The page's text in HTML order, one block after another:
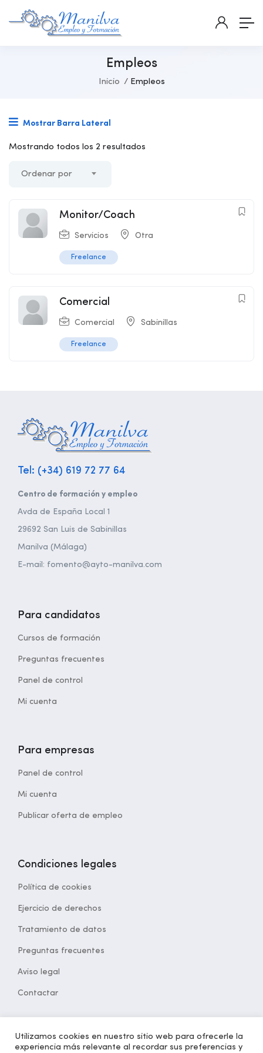
Empleos
Inicio Empleos
Mostrar Barra Lateral
Mostrando todos los 2 resultados
Ordenar por
Monitor/Coach
Servicios Otra
Freelance
Comercial
Comercial Sabinillas
Freelance
Tel: (+34) 619 72 77 64
Centro de formación y empleo
Avda de España Local 1
29692 San Luis de Sabinillas
Manilva (Málaga)
E-mail: fomento@ayto-manilva.com
Para candidatos
Cursos de formación
Preguntas frecuentes
Panel de control
Mi cuenta
Para empresas
Panel de control
Mi cuenta
Publicar oferta de empleo
Condiciones legales
Política de cookies
Ejercicio de derechos
Tratamiento de datos
Preguntas frecuentes
Aviso legal
Contactar
© 2021 Desarrollado poropcion5.com| Todos los derechos
Utilizamos cookies en nuestro sitio web para ofrecerle la
experiencia más relevante al recordar sus preferencias y